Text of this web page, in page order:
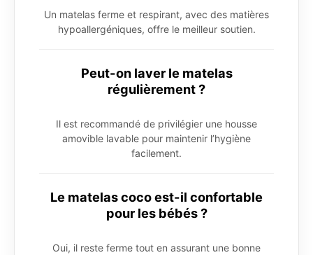
Un matelas ferme et respirant, avec des matières
hypoallergéniques, offre le meilleur soutien.
Peut-on laver le matelas
régulièrement ?
Il est recommandé de privilégier une housse
amovible lavable pour maintenir l’hygiène
facilement.
Le matelas coco est-il confortable
pour les bébés ?
Oui, il reste ferme tout en assurant une bonne